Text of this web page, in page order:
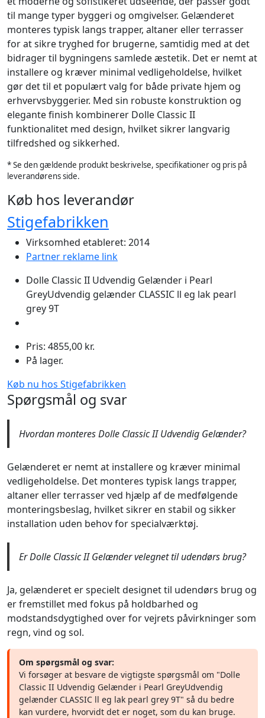
til mange typer byggeri og omgivelser. Gelænderet
monteres typisk langs trapper, altaner eller terrasser
for at sikre tryghed for brugerne, samtidig med at det
bidrager til bygningens samlede æstetik. Det er nemt at
installere og kræver minimal vedligeholdelse, hvilket
gør det til et populært valg for både private hjem og
erhvervsbyggerier. Med sin robuste konstruktion og
elegante finish kombinerer Dolle Classic II
funktionalitet med design, hvilket sikrer langvarig
tilfredshed og sikkerhed.
* Se den gældende produkt beskrivelse, specifikationer og pris på
leverandørens side.
Køb hos leverandør
Stigefabrikken
Virksomhed etableret: 2014
Partner reklame link
Dolle Classic II Udvendig Gelænder i Pearl
GreyUdvendig gelænder CLASSIC ll eg lak pearl
grey 9T
Pris: 4855,00 kr.
På lager.
Køb nu hos Stigefabrikken
Spørgsmål og svar
Hvordan monteres Dolle Classic II Udvendig Gelænder?
Gelænderet er nemt at installere og kræver minimal
vedligeholdelse. Det monteres typisk langs trapper,
altaner eller terrasser ved hjælp af de medfølgende
monteringsbeslag, hvilket sikrer en stabil og sikker
installation uden behov for specialværktøj.
Er Dolle Classic II Gelænder velegnet til udendørs brug?
Ja, gelænderet er specielt designet til udendørs brug og
er fremstillet med fokus på holdbarhed og
modstandsdygtighed over for vejrets påvirkninger som
regn, vind og sol.
Om spørgsmål og svar:
Vi forsøger at besvare de vigtigste spørgsmål om "Dolle
Classic II Udvendig Gelænder i Pearl GreyUdvendig
gelænder CLASSIC ll eg lak pearl grey 9T" så du bedre
kan vurdere, hvorvidt det er noget, som du kan bruge.